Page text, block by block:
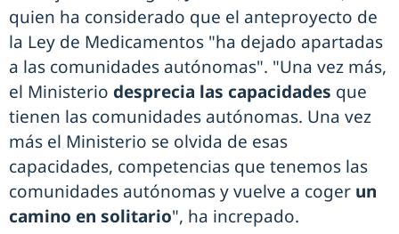
quien ha considerado que el anteproyecto de
la Ley de Medicamentos "ha dejado apartadas
a las comunidades autónomas". "Una vez más,
el Ministerio desprecia las capacidades que
tienen las comunidades autónomas. Una vez
más el Ministerio se olvida de esas
capacidades, competencias que tenemos las
comunidades autónomas y vuelve a coger un
camino en solitario", ha increpado.